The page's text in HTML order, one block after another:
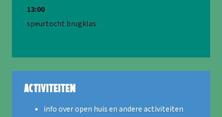
13:00
speurtocht brugklas
Activiteiten
info over open huis en andere activiteiten